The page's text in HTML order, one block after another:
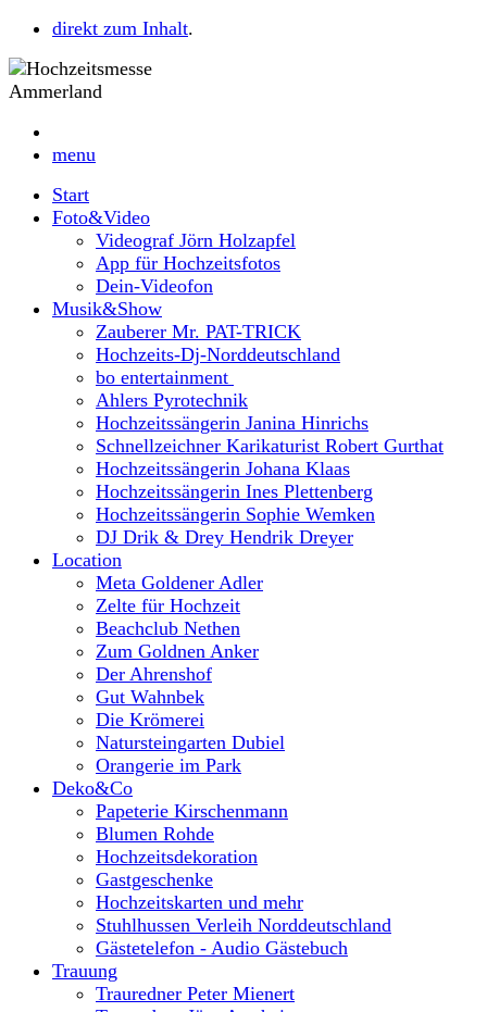
direkt zum Inhalt.
menu
Start
Foto&Video
Videograf Jörn Holzapfel
App für Hochzeitsfotos
Dein-Videofon
Musik&Show
Zauberer Mr. PAT-TRICK
Hochzeits-Dj-Norddeutschland
bo entertainment
Ahlers Pyrotechnik
Hochzeitssängerin Janina Hinrichs
Schnellzeichner Karikaturist Robert Gurthat
Hochzeitssängerin Johana Klaas
Hochzeitssängerin Ines Plettenberg
Hochzeitssängerin Sophie Wemken
DJ Drik & Drey Hendrik Dreyer
Location
Meta Goldener Adler
Zelte für Hochzeit
Beachclub Nethen
Zum Goldnen Anker
Der Ahrenshof
Gut Wahnbek
Die Krömerei
Natursteingarten Dubiel
Orangerie im Park
Deko&Co
Papeterie Kirschenmann
Blumen Rohde
Hochzeitsdekoration
Gastgeschenke
Hochzeitskarten und mehr
Stuhlhussen Verleih Norddeutschland
Gästetelefon - Audio Gästebuch
Trauung
Trauredner Peter Mienert